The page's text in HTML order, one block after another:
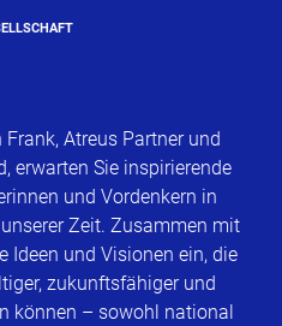
Atreus Partner und
erwarten Sie inspirierende
und Vordenkern in
Zeit. Zusammen mit
Ideen und Visionen ein, die
zukunftsfähiger und
können – sowohl national